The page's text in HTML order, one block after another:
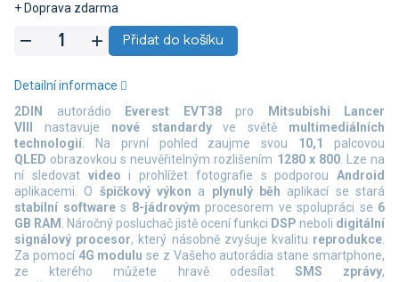
+ Doprava zdarma
Přidat do košíku
2DIN autorádio Everest EVT38pro
Mitsubishi Lancer
VIII
nastavuje nové standardyve světě multimediálních
technologií. Na první pohled zaujme svou 10,1
palcovou
QLED obrazovkou s neuvěřitelným rozlišením 1280 x 800. Lze na
ní sledovat video i prohlížet fotografie s podporou Android
aplikacemi. O špičkový výkon a plynulý běh aplikací se stará
stabilní softwares 8-jádrovým procesorem ve spolupráci se 6
GB RAM . Náročný posluchač jistě ocení funkci DSP neboli digitální
signálový procesor, který násobně zvyšuje kvalitu reprodukce.
Za pomocí 4G modulu se z Vašeho autorádia stane smartphone,
ze kterého můžete hravě odesílat SMS zprávy,
Detailní informace